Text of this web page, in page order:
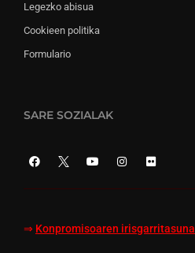
Legezko abisua
Cookieen politika
Formulario
SARE SOZIALAK
⇒ Konpromisoaren irisgarritasuna